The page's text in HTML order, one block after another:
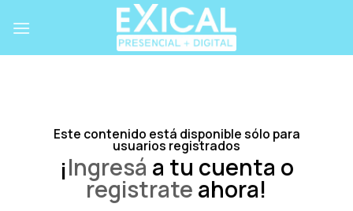
Este contenido está disponible sólo para
usuarios registrados
¡Ingresá a tu cuenta o
registrate ahora!